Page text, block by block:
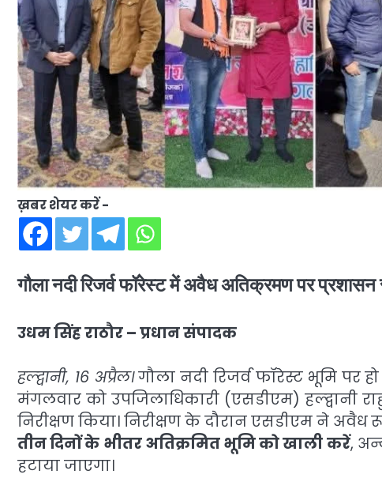
ख़बर शेयर करें -
गौला नदी रिजर्व फॉरेस्ट में अवैध अतिक्रमण पर
उधम सिंह राठौर – प्रधान संपादक
हल्द्वानी, 16 अप्रैल।गौला नदी रिजर्व फॉरेस्ट भूमि पर
मंगलवार को उपजिलाधिकारी (एसडीएम) हल्द्वानी
निरीक्षण किया। निरीक्षण के दौरान एसडीएम ने
तीन दिनों के भीतर अतिक्रमित भूमि को खाली करें,
हटाया जाएगा।